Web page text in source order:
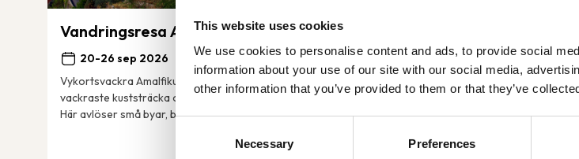
This website uses cookies
We use cookies to personalise content and ads, to provide social
information about your use of our site with our social media,
other information that you’ve provided to them or that they’ve
Necessary Preferences
Vandringsresa Amalfikusten i Italien
20-26 sep 2026
Vykortsvackra Amalfikusten brukar kallas Italiens
vackraste kuststräcka och det är lätt att förstå varför.
Här avlöser små byar, branta berg och grönskande
belägen längst upp i nordöstra
att få Pyrenéerna som kuliss varje dag
Från21 850 kr